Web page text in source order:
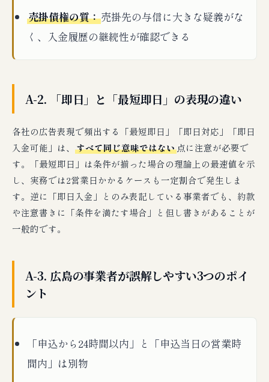
K-5. ハブ記事との読み合わせ推奨ポイント
Q1：広島県内に拠点がない事業者でも即日入
金は可能ですか？
か？
Q3：午後の申込でも即日入金は可能ですか？
Q4：必要書類が一部足りない場合、即日対応
は受けられますか？
Q5：売掛先が個人事業主でも即日入金できま
すか？
Q7：3社間ファクタリングでも即日入金は可
能ですか？
📚 広島ファクタリング 派生ガイド クラスタ｜
全4記事の早見表
売掛債権の質：売掛先の与信に大きな疑義がな
く、入金履歴の継続性が確認できる
A-2. 「即日」と「最短即日」の表現の違い
各社の広告表現で頻出する「最短即日」「即日対応」「即日
入金可能」は、 すべて同じ意味ではない点に注意が必要で
す。「最短即日」は条件が揃った場合の理論上の最速値を示
し、実務では2営業日かかるケースも一定割合で発生しま
す。逆に「即日入金」とのみ表記している事業者でも、約款
や注意書きに「条件を満たす場合」と但し書きがあることが
一般的です。
A-3. 広島の事業者が誤解しやすい3つのポイ
ント
「申込から24時間以内」と「申込当日の営業時
間内」は別物